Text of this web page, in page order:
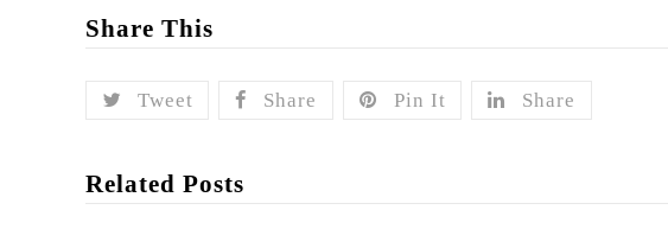
Share This
Tweet Share Pin It Share
Related Posts